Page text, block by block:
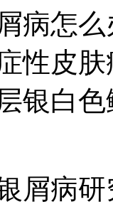
病怎
性皮
银白
屑病